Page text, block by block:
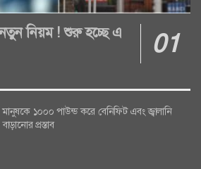
নতুন নিয়ম ! শুরু হচ্ছে এ
মানুষকে ১০০০ পাউন্ড করে বেনিফিট এবং জ্বালানি
প্রস্তাব